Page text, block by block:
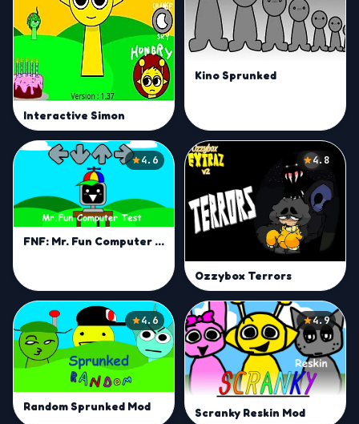
Interactive Simon
Kino Sprunked
4.6
FNF: Mr. Fun Computer Test
4.8
Ozzybox Terrors
4.6
Random Sprunked Mod
4.9
Scranky Reskin Mod